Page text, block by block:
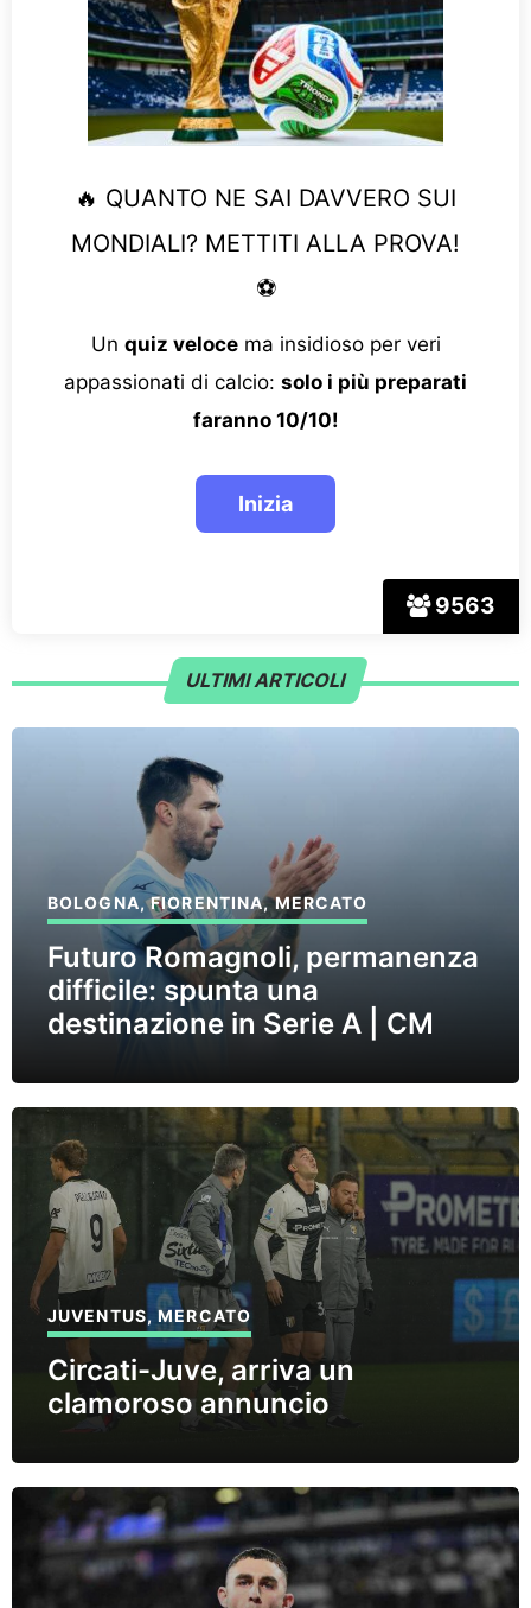
9563
🔥 QUANTO NE SAI DAVVERO SUI
MONDIALI? METTITI ALLA PROVA!
⚽
Un quiz velocema insidioso per veri
appassionati di calcio: solo i più preparati
faranno 10/10!
ULTIMI ARTICOLI
BOLOGNA,FIORENTINA,MERCATO
Futuro Romagnoli, permanenza
difficile: spunta una
destinazione in Serie A | CM
JUVENTUS,MERCATO
Circati-Juve, arriva un
clamoroso annuncio